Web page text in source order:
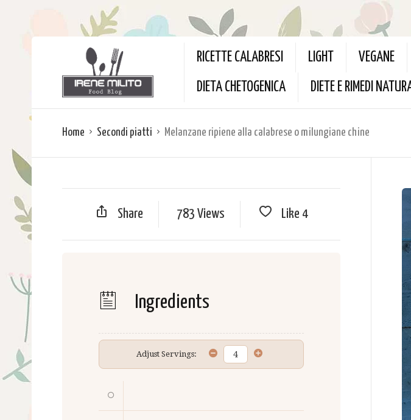
RICETTE CALABRESI LIGHT VEGANE
DIETA CHETOGENICA DIETE E RIMEDI
Home Secondi piatti Melanzane ripiene alla calabrese o milungiane chine
Share 783 Views Like 4
Ingredients
Adjust Servings: